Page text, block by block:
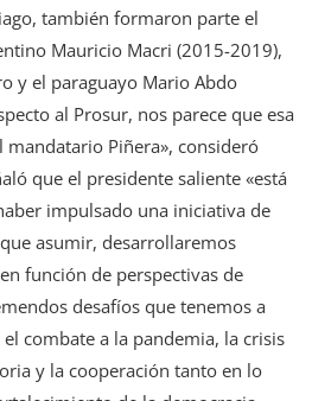
también formaron parte el
Mauricio Macri (2015-2019),
y el paraguayo Mario Abdo
al Prosur, nos parece que esa
mandatario Piñera», consideró
que el presidente saliente «está
impulsado una iniciativa de
asumir, desarrollaremos
función de perspectivas de
desafíos que tenemos a
combate a la pandemia, la crisis
y la cooperación tanto en lo